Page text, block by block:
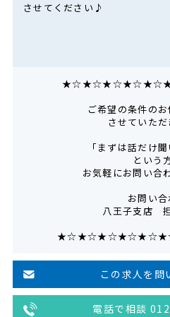
させてください♪
ご希望の条件の
させていた
「まずは話だけ
という
お気軽にお問い合
お問い合
八王子支店
この求人を問
電話で相談